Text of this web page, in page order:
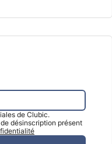
de Clubic.
désinscription présent